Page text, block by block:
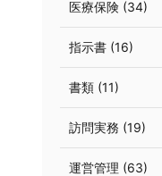
医療保険 (34)
指示書 (16)
書類 (11)
訪問実務 (19)
運営管理 (63)